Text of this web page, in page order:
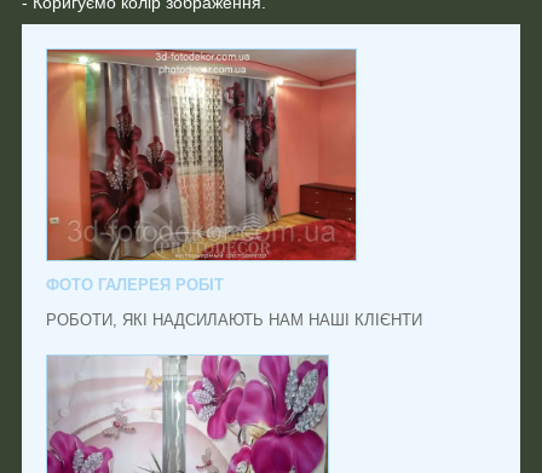
ФОТО ГАЛЕРЕЯ РОБІТ
РОБОТИ, ЯКІ НАДСИЛАЮТЬ НАМ НАШІ КЛІЄНТИ